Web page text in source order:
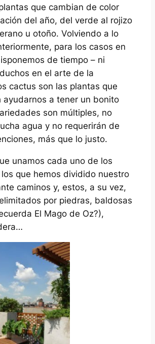
que cambian de color
del año, del verde al rojizo
u otoño. Volviendo a lo
para los casos en
de tiempo – ni
en el arte de la
cactus son las plantas que
ayudarnos a tener un bonito
son múltiples, no
agua y no requerirán de
más que lo justo.
unamos cada uno de los
que hemos dividido nuestro
caminos y, estos, a su vez,
por piedras, baldosas
El Mago de Oz?),